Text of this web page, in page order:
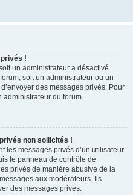
!
un administrateur a désactivé
soit un administrateur ou un
des messages privés. Pour
administrateur du forum.
non sollicités !
les messages privés d’un utilisateur
le panneau de contrôle de
privés de manière abusive de la
aux modérateurs. Ils
des messages privés.